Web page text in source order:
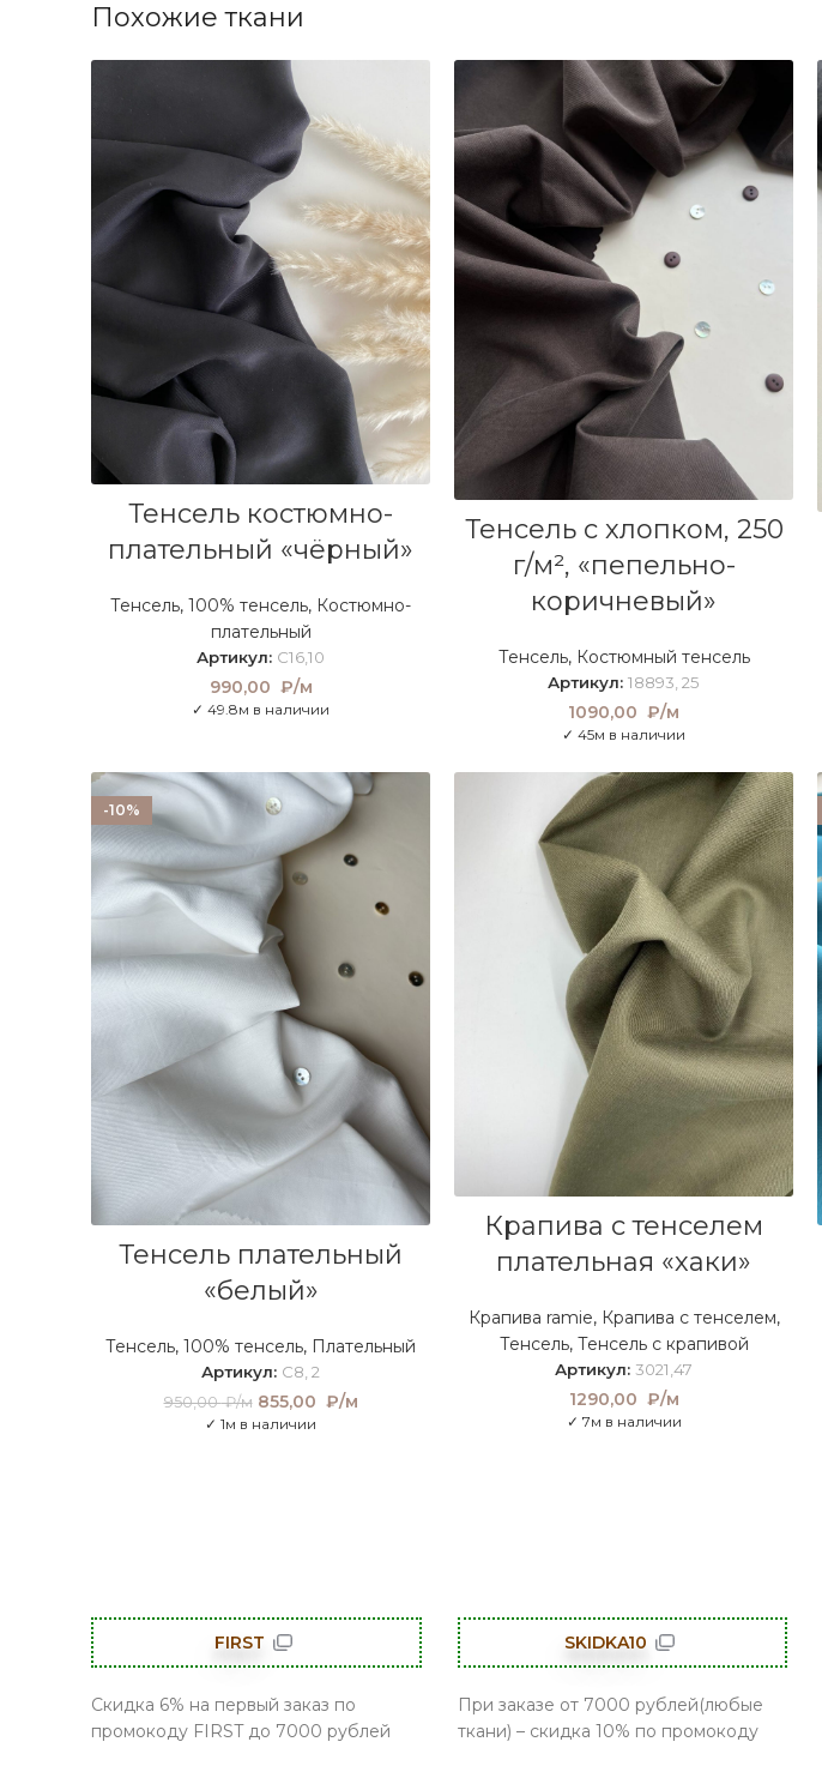
Похожие ткани
Тенсель костюмно-
плательный «чёрный»
Тенсель, 100% тенсель, Костюмно-
плательный
Артикул: C16,10
990,00 ₽/м
✓ 49.8м в наличии
Тенсель с хлопком, 250
г/м², «пепельно-
коричневый»
Тенсель, Костюмный тенсель
Артикул: 18893, 25
1090,00 ₽/м
✓ 45м в наличии
-10%
Тенсель плательный
«белый»
Тенсель, 100% тенсель, Плательный
Артикул: C8, 2
950,00₽/м
Первоначальная
цена составляла
855,00 ₽/м
✓ 1м в наличии
Крапива с тенселем
плательная «хаки»
Крапива ramie, Крапива с тенселем,
Тенсель, Тенсель с крапивой
Артикул: 3021,47
1290,00 ₽/м
✓ 7м в наличии
FIRST
Скидка 6% на первый заказ по
промокоду FIRST до 7000 рублей
SKIDKA10
При заказе от 7000 рублей(любые
ткани) – скидка 10% по промокоду